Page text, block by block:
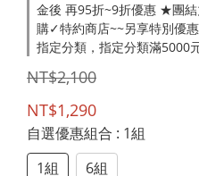
金後 再95折~9折優惠 ★團
購✓特約商店~~另享特別優
指定分類，指定分類滿5000
NT$2,100
NT$1,290
自選優惠組合 : 1組
1組
6組